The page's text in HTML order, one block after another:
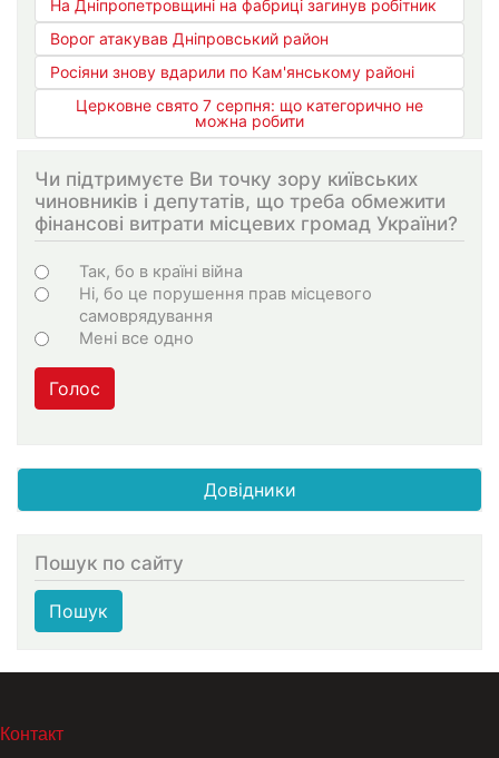
На Дніпропетровщині на фабриці загинув робітник
Ворог атакував Дніпровський район
Росіяни знову вдарили по Кам'янському районі
Церковне свято 7 серпня: що категорично не
можна робити
Чи підтримуєте Ви точку зору київських
чиновників і депутатів, що треба обмежити
фінансові витрати місцевих громад України?
Choices
Так, бо в країні війна
Ні, бо це порушення прав місцевого
самоврядування
Мені все одно
Голос
Довідники
Пошук по сайту
Пошук
МЕНЮ В ПОДВАЛЕ
Контакт